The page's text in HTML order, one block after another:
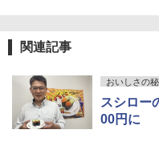
サ
￥
マ
0℃ 1
ジ
お手
らし
関連記事
おいしさの
スシロー
00円に